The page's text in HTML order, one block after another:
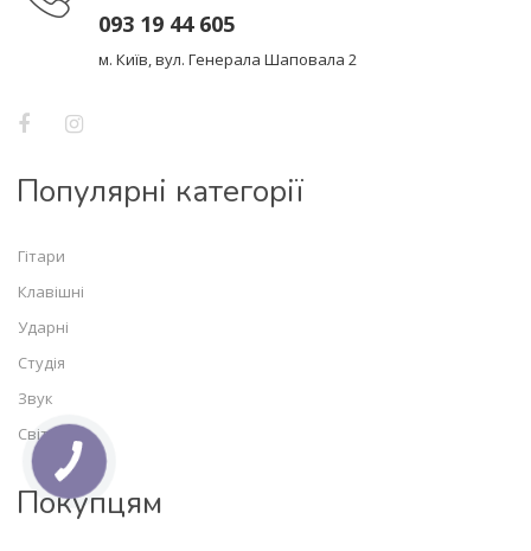
093 19 44 605
м. Київ, вул. Генерала Шаповала 2
Популярні категорії
Гітари
Клавішні
Ударні
Студія
Звук
Світло
Покупцям